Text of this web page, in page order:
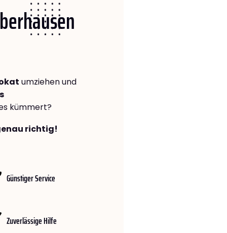
umziehen und
kümmert?
richtig!
Günstiger Service
Zuverlässige Hilfe